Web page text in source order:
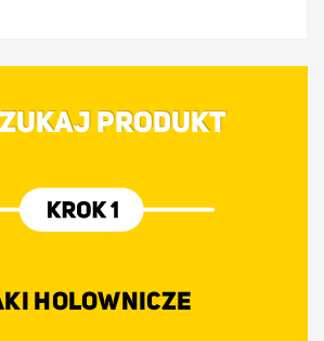
PRODUKT
HOLOWNICZE